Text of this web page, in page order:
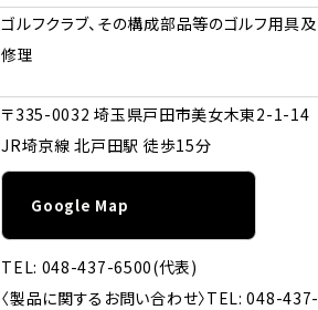
ゴルフクラブ、その構成部品等のゴルフ用具
修理
〒335-0032 埼玉県戸田市美女木東2-1-14
JR埼京線 北戸田駅 徒歩15分
Google Map
TEL: 048-437-6500(代表)
〈製品に関するお問い合わせ〉TEL: 048-